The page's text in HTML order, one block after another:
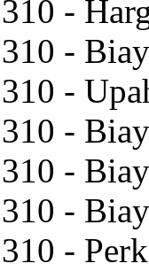
-
-
-
-
-
-
-